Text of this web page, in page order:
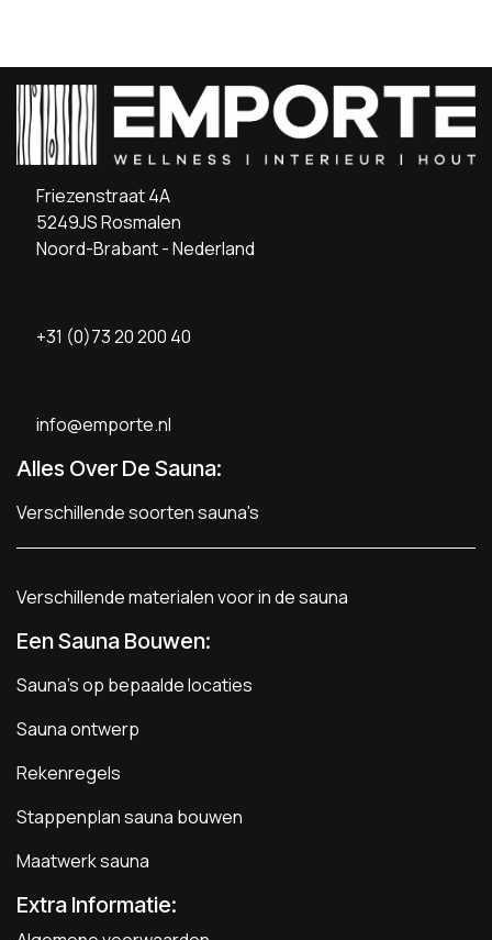
Friezenstraat 4A
5249JS Rosmalen
Noord-Brabant - Nederland
+31 (0)73 20 200 40
info@emporte.nl
Alles Over De Sauna:
Verschillende soorten sauna's
Verschillende materialen voor in de sauna
Een Sauna Bouwen:
Sauna's op bepaalde locaties
Sauna ontwerp
Rekenregels
Stappenplan sauna bouwen
Maatwerk sauna
Extra Informatie: